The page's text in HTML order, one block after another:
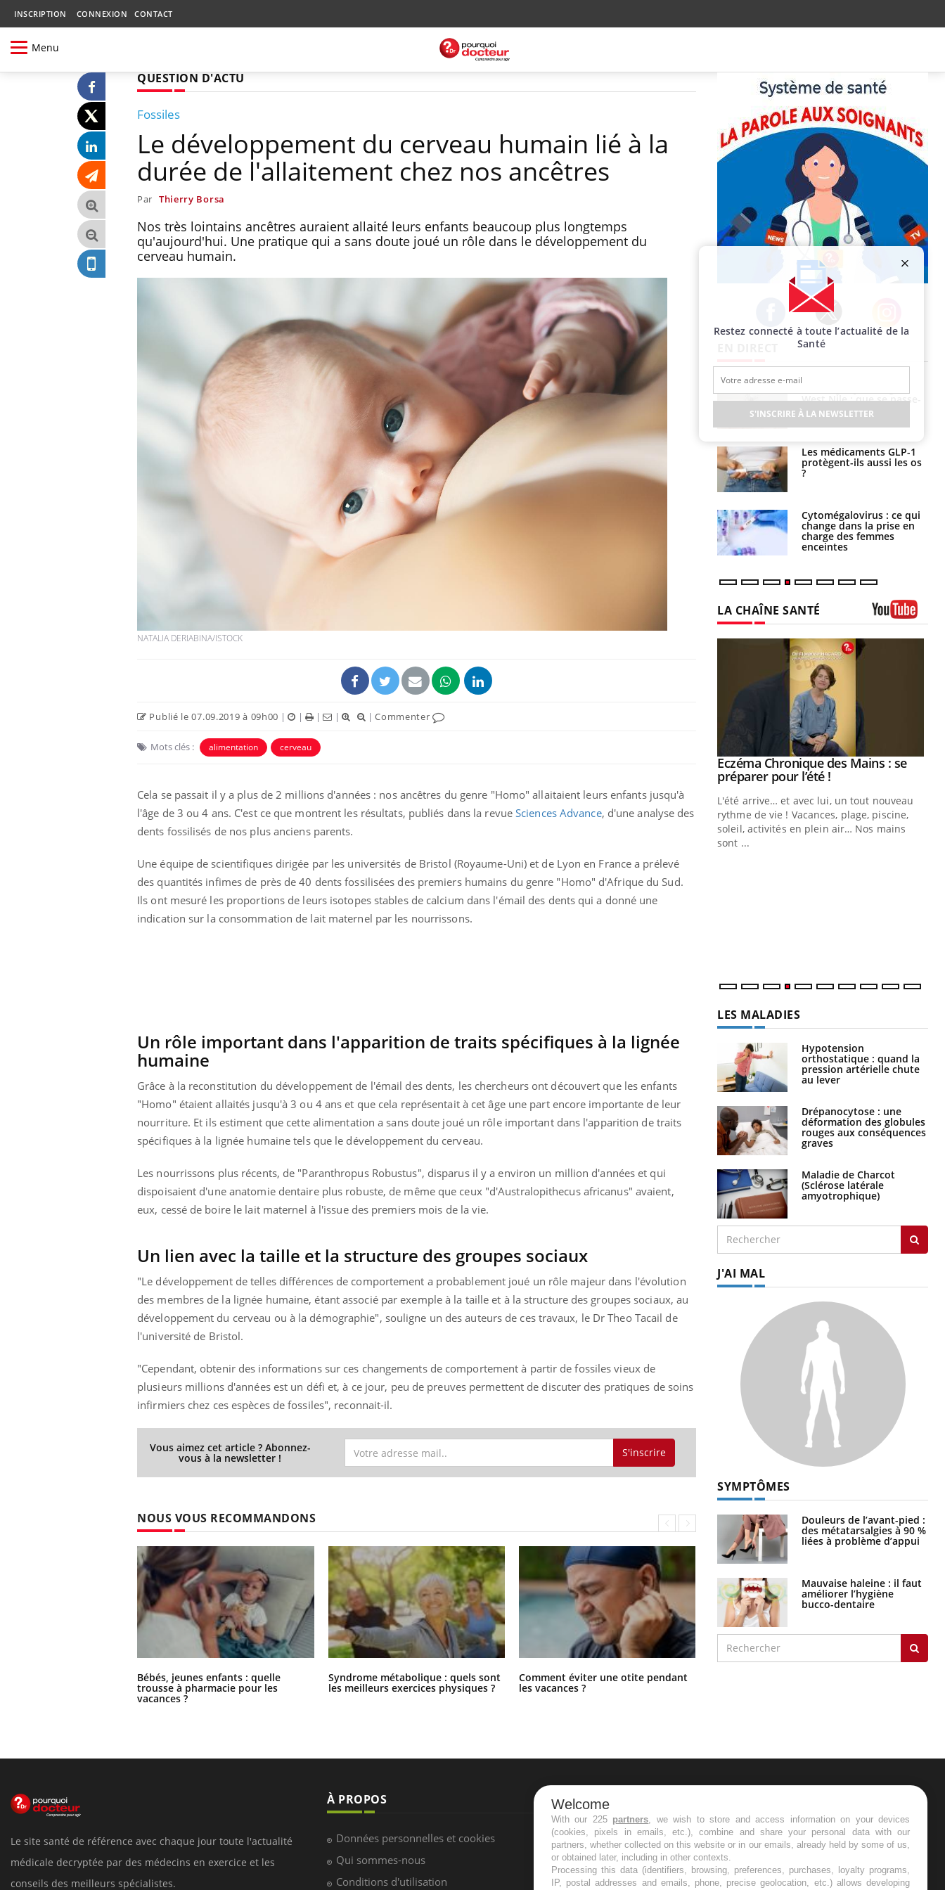
INSCRIPTION CONNEXION CONTACT
Menu
QUESTION D'ACTU
Fossiles
Le développement du cerveau humain lié à la
durée de l'allaitement chez nos ancêtres
Par Thierry Borsa
Nos très lointains ancêtres auraient allaité leurs enfants beaucoup plus longtemps
qu'aujourd'hui. Une pratique qui a sans doute joué un rôle dans le développement du
cerveau humain.
NATALIA DERIABINA/ISTOCK
Publié le 07.09.2019 à 09h00 | | | | |Commenter
Mots clés : alimentation cerveau
Cela se passait il y a plus de 2 millions d'années : nos ancêtres du genre "Homo" allaitaient leurs enfants jusqu'à
l'âge de 3 ou 4 ans. C'est ce que montrent les résultats, publiés dans la revueSciences Advance, d'une analyse des
dents fossilisés de nos plus anciens parents.
Une équipe de scientifiques dirigée par les universités de Bristol (Royaume-Uni) et de Lyon en France a prélevé
des quantités infimes de près de 40 dents fossilisées des premiers humains du genre "Homo" d'Afrique du Sud.
Ils ont mesuré les proportions de leurs isotopes stables de calcium dans l'émail des dents qui a donné une
indication sur la consommation de lait maternel par les nourrissons.
Un rôle important dans l'apparition de traits spécifiques à la lignée
humaine
Grâce à la reconstitution du développement de l'émail des dents, les chercheurs ont découvert que les enfants
"Homo" étaient allaités jusqu'à 3 ou 4 ans et que cela représentait à cet âge une part encore importante de leur
nourriture. Et ils estiment que cette alimentation a sans doute joué un rôle important dans l'apparition de traits
spécifiques à la lignée humaine tels que le développement du cerveau.
Les nourrissons plus récents, de "Paranthropus Robustus", disparus il y a environ un million d'années et qui
dispoisaient d'une anatomie dentaire plus robuste, de même que ceux "d'Australopithecus africanus" avaient,
eux, cessé de boire le lait maternel à l'issue des premiers mois de la vie.
Un lien avec la taille et la structure des groupes sociaux
"Le développement de telles différences de comportement a probablement joué un rôle majeur dans l'évolution
des membres de la lignée humaine, étant associé par exemple à la taille et à la structure des groupes sociaux, au
développement du cerveau ou à la démographie", souligne un des auteurs de ces travaux, le Dr Theo Tacail de
l'université de Bristol.
"Cependant, obtenir des informations sur ces changements de comportement à partir de fossiles vieux de
plusieurs millions d'années est un défi et, à ce jour, peu de preuves permettent de discuter des pratiques de soins
infirmiers chez ces espèces de fossiles", reconnait-il.
Vous aimez cet article ? Abonnez-
vous à la newsletter ! S'inscrire
NOUS VOUS RECOMMANDONS
Bébés, jeunes enfants : quelle
trousse à pharmacie pour les
vacances ?
Syndrome métabolique : quels sont
les meilleurs exercices physiques ?
Comment éviter une otite pendant
les vacances ?
Facebook Twitter Instagram
Bébés, jeunes enfants :
quelle trousse à
pharmacie pour les
vacances ?
Comment éviter une otite
pendant les vacances ?
Hantavirus : un cas
détecté chez un touriste
en France
Mortalité infantile : un
rapport s’interroge sur
son taux élevé en France
Grossesse à risque : ce jus
naturel attire l'attention
des chercheurs
Comment oublier les
écrans en vacances ?
Toujours connectés :
empiète de plus en plus
sur nos soirées
West Nile : que se passe-
t-il dans le sud de la
France ?
Les médicaments GLP-1
protègent-ils aussi les os
?
Cytomégalovirus : ce qui
change dans la prise en
charge des femmes
enceintes
LA CHAÎNE SANTÉ
Il y a des sujets qui sont faciles à aborder...
d'autres non ! D'un côté, poser des
questions sur la maladie d'un proche c'est
Fatigue, irritabilité, brouillard mental ou
même alopécie… Les symptômes de la
carence en fer sont multiples ce qui la rend
En 2026, l'insuline dans le diabète de type 2
reste entourée d'idées reçues chez les
Youtube
Eczéma Chronique des Mains : se
préparer pour l’été !Youtube
L'été arrive… et avec lui, un tout nouveau
rythme de vie ! Vacances, plage, piscine,
soleil, activités en plein air… Nos mains
sont ...
LES MALADIES
Hypotension
orthostatique : quand la
pression artérielle chute
au lever
Drépanocytose : une
déformation des globules
rouges aux conséquences
graves
Maladie de Charcot
(Sclérose latérale
amyotrophique)
J'AI MAL
SYMPTÔMES
Douleurs de l’avant-pied :
des métatarsalgies à 90 %
liées à problème d’appui
Mauvaise haleine : il faut
améliorer l’hygiène
bucco-dentaire
Restez connecté à toute l’actualité de la
Santé
S'INSCRIRE À LA NEWSLETTER
Le site santé de référence avec chaque jour toute l'actualité
médicale decryptée par des médecins en exercice et les
conseils des meilleurs spécialistes.
À PROPOS
Données personnelles et cookies
Qui sommes-nous
Conditions d'utilisation
NEWSLETTER
Recevez toutes les semaines les meilleures
infos santé
Welcome
With our 225 partners, we wish to store and access information on your devices
(cookies, pixels in emails, etc.), combine and share your personal data with our
partners, whether collected on this website or in our emails, already held by some of us,
or obtained later, including in other contexts.
Processing this data (identifiers, browsing, preferences, purchases, loyalty programs,
IP, postal addresses and emails, phone, precise geolocation, etc.) allows developing